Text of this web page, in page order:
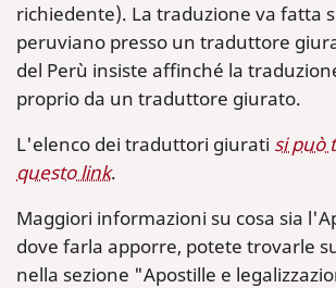
richiedente). La traduzione va fatta
peruviano presso un traduttore
del Perù insiste affinché la
proprio da un traduttore giurato.
L'elenco dei traduttori giurati si può
questo link.
Maggiori informazioni su cosa sia
dove farla apporre, potete trovarle
nella sezione "Apostille e